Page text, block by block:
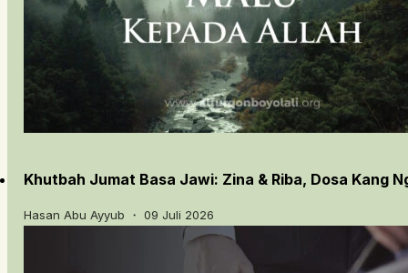
Khutbah Jumat Basa Jawi: Zina & Riba, Dosa Kang
Hasan Abu Ayyub ・ 09 Juli 2026